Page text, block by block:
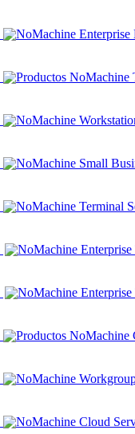
NoMachine Enterprise
Productos NoMachine
NoMachine
NoMachine Small
NoMachine Terminal
NoMachine
NoMachine
Productos NoMachine
NoMachine
NoMachine Cloud